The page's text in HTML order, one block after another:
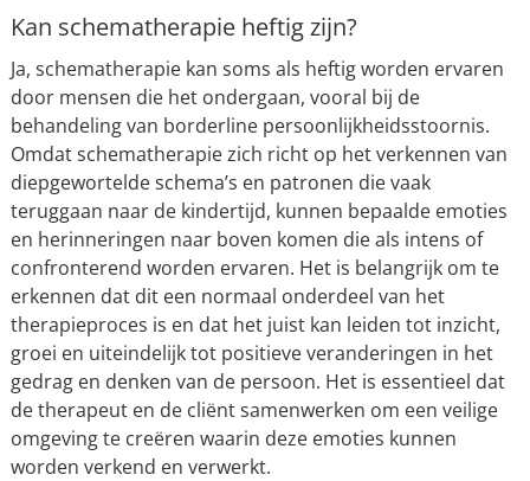
Kan schematherapie heftig zijn?
Ja, schematherapie kan soms als heftig worden ervaren
door mensen die het ondergaan, vooral bij de
behandeling van borderline persoonlijkheidsstoornis.
Omdat schematherapie zich richt op het verkennen van
diepgewortelde schema’s en patronen die vaak
teruggaan naar de kindertijd, kunnen bepaalde emoties
en herinneringen naar boven komen die als intens of
confronterend worden ervaren. Het is belangrijk om te
erkennen dat dit een normaal onderdeel van het
therapieproces is en dat het juist kan leiden tot inzicht,
groei en uiteindelijk tot positieve veranderingen in het
gedrag en denken van de persoon. Het is essentieel dat
de therapeut en de cliënt samenwerken om een veilige
omgeving te creëren waarin deze emoties kunnen
worden verkend en verwerkt.